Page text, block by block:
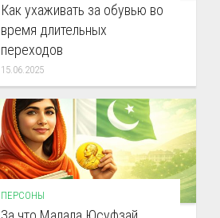
Как ухаживать за обувью во
время длительных
переходов
15.06.2025
ПЕРСОНЫ